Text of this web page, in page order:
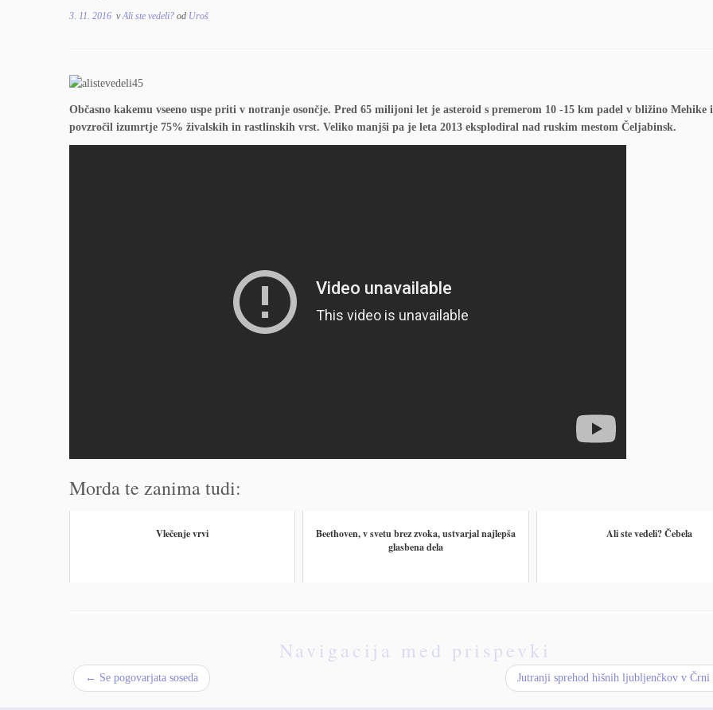
3. 11. 2016 vAli ste vedeli? od Uroš
Občasno kakemu vseeno uspe priti v notranje osončje. Pred 65 milijoni let je asteroid s premerom 10 -15 km padel v bližino Mehike
povzročil izumrtje 75% živalskih in rastlinskih vrst. Veliko manjši pa je leta 2013 eksplodiral nad ruskim mestom Čeljabinsk.
Morda te zanima tudi:
Vlečenje vrvi
Beethoven, v svetu brez zvoka, ustvarjal najlepša
glasbena dela
Ali ste vedeli? Čebela
Navigacija med prispevki
← Se pogovarjata soseda Jutranji sprehod hišnih ljubljenčkov v